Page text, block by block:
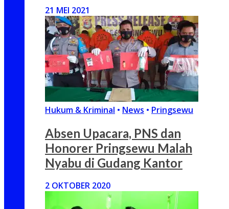
21 MEI 2021
Hukum & Kriminal • News • Pringsewu
Absen Upacara, PNS dan
Honorer Pringsewu Malah
Nyabu di Gudang Kantor
2 OKTOBER 2020